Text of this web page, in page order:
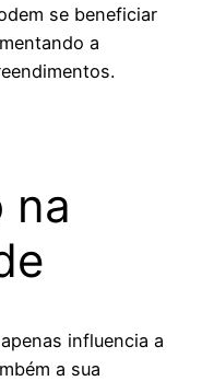
se beneficiar
a
na
influencia a
a sua